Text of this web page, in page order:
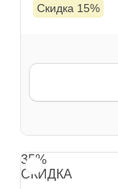
Скидка 15%
35%
СКИДКА